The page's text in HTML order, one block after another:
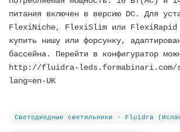
питания включен в версию DC. Для
FlexiNiche, FlexiSlim или FlexiRapid
купить нишу или форсунку,
бассейна. Перейти в конфигуратор
http://fluidra-leds.formabinari.com/
lang=en-UK
Светодиодные светильники - Fluidra